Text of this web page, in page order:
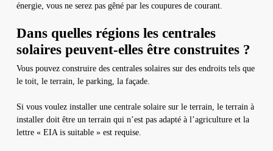
énergie, vous ne serez pas gêné par les coupures de courant.
Dans quelles régions les centrales
solaires peuvent-elles être construites ?
Vous pouvez construire des centrales solaires sur des endroits tels que
le toit, le terrain, le parking, la façade.
Si vous voulez installer une centrale solaire sur le terrain, le terrain à
installer doit être un terrain qui n’est pas adapté à l’agriculture et la
lettre « EIA is suitable » est requise.